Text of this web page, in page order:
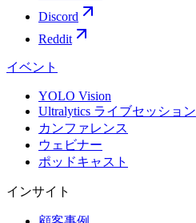
Discord
Reddit
イベント
YOLO Vision
Ultralytics ライブセッション
カンファレンス
ウェビナー
ポッドキャスト
インサイト